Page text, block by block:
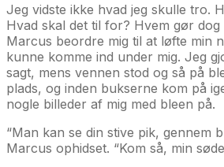
Jeg vidste ikke hvad jeg skulle tro.
Hvad skal det til for? Hvem gør dog
Marcus beordre mig til at løfte min
kunne komme ind under mig. Jeg
sagt, mens vennen stod og så på
plads, og inden bukserne kom på
nogle billeder af mig med bleen på.
“Man kan se din stive pik, gennem
Marcus ophidset. “Kom så, min